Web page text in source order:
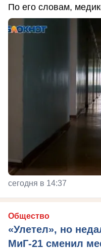
По его словам,
сегодня в 14:37
Общество
«Улетел», но
МиГ-21 сменил